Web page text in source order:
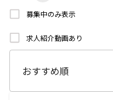
募集中のみ表示
求人紹介動画あり